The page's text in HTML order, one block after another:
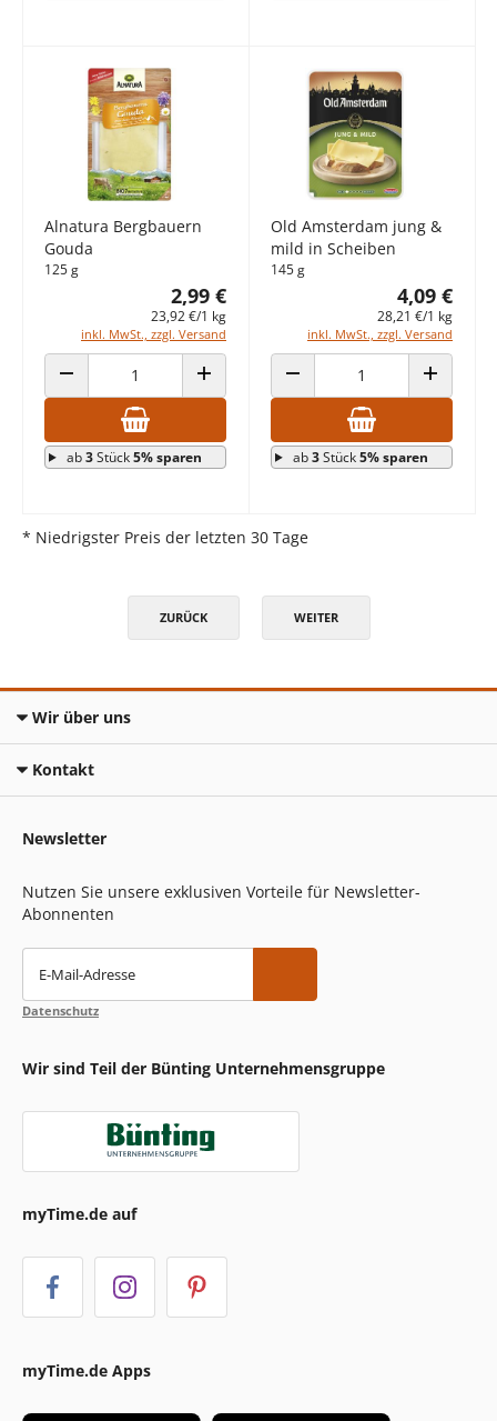
Alnatura Bergbauern
Gouda
125 g
2,99 €
23,92 €/1 kg
inkl. MwSt., zzgl. Versand
ANZAHL VERRINGERN ANZAHL ERHÖHEN
ab3Stück5% sparen
Old Amsterdam jung &
mild in Scheiben
145 g
4,09 €
28,21 €/1 kg
inkl. MwSt., zzgl. Versand
ANZAHL VERRINGERN ANZAHL
ab3Stück5% sparen
* Niedrigster Preis der letzten 30 Tage
ZURÜCK WEITER
Wir über uns
Kontakt
Newsletter
Nutzen Sie unsere exklusiven Vorteile für Newsletter-
Abonnenten
E-Mail-Adresse
Datenschutz
Wir sind Teil der Bünting Unternehmensgruppe
myTime.de auf
myTime.de Apps